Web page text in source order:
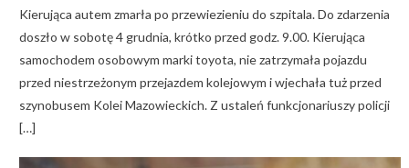
Kierująca autem zmarła po przewiezieniu do szpitala. Do zdarzenia
doszło w sobotę 4 grudnia, krótko przed godz. 9.00. Kierująca
samochodem osobowym marki toyota, nie zatrzymała pojazdu
przed niestrzeżonym przejazdem kolejowym i wjechała tuż przed
szynobusem Kolei Mazowieckich. Z ustaleń funkcjonariuszy policji
[…]